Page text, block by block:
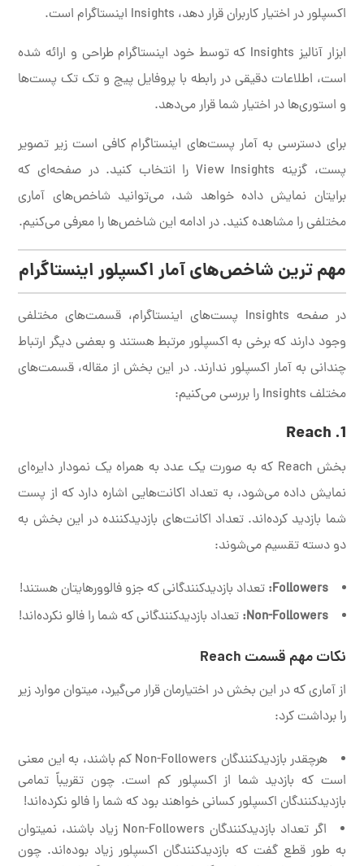
اکسپلور در اختیار کاربران قرار دهد، Insights اینستاگرام است.
ابزار آنالیز Insights که توسط خود اینستاگرام طراحی و ارائه شده
است، اطلاعات دقیقی در رابطه با پروفایل پیج و تک تک پست‌ها
و استوری‌ها در اختیار شما قرار می‌دهد.
برای دسترسی به آمار پست‌های اینستاگرام کافی است زیر تصویر
پست، گزینه View Insights را انتخاب کنید. در صفحه‌ای که
برایتان نمایش داده خواهد شد، می‌توانید شاخص‌های آماری
مختلفی را مشاهده کنید. در ادامه این شاخص‌ها را معرفی می‌کنیم.
مهم ترین شاخص‌های آمار اکسپلور اینستاگرام
در صفحه Insights پست‌های اینستاگرام، قسمت‌های مختلفی
وجود دارند که برخی به اکسپلور مرتبط هستند و بعضی دیگر ارتباط
چندانی به آمار اکسپلور ندارند. در این بخش از مقاله، قسمت‌های
مختلف Insights را بررسی می‌کنیم:
1. Reach
بخش Reach که به صورت یک عدد به همراه یک نمودار دایره‌ای
نمایش داده می‌شود، به تعداد اکانت‌هایی اشاره دارد که از پست
شما بازدید کرده‌اند. تعداد اکانت‌های بازدیدکننده در این بخش به
دو دسته تقسیم می‌شوند:
Followers: تعداد بازدیدکنندگانی که جزو فالوورهایتان هستند!
Non-Followers: تعداد بازدیدکنندگانی که شما را فالو نکرده‌اند!
نکات مهم قسمت Reach
از آماری که در این بخش در اختیارمان قرار می‌گیرد، میتوان موارد زیر
را برداشت کرد:
هرچقدر بازدیدکنندگان Non-Followers کم باشند، به این معنی
است که بازدید شما از اکسپلور کم است. چون تقریباً تمامی
بازدیدکنندگان اکسپلور کسانی خواهند بود که شما را فالو نکرده‌اند!
اگر تعداد بازدیدکنندگان Non-Followers زیاد باشند، نمیتوان
به طور قطع گفت که بازدیدکنندگان اکسپلور زیاد بوده‌اند. چون